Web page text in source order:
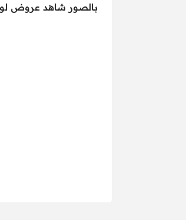
بالصور شاهد عروض لولو